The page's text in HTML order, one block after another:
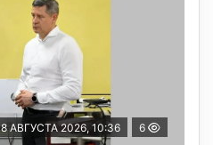
8 АВГУСТА 2026, 10:36 6